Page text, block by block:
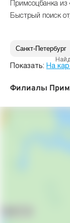
Примсоцбанка
Быстрый поиск
Показать: На
Филиалы